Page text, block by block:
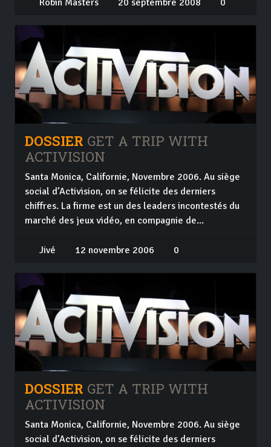
DOSSIER GET A TRIP WITH
ACTIVISION
Santa Monica, Californie, Novembre 2006. Au siège
social d’Activision, on se félicite des derniers
chiffres. La firme est un des leaders incontestés du
marché des jeux vidéo, en compagnie de...
Jivé 12 novembre 2006 0
DOSSIER GET A TRIP WITH
ACTIVISION
Santa Monica, Californie, Novembre 2006. Au siège
social d’Activision, on se félicite des derniers